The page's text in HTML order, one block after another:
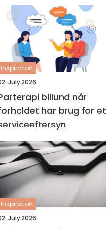
inspiration
July 2026
billund når
har brug for et
inspiration
July 2026